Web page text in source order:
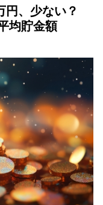
円、少ない？
均貯金額